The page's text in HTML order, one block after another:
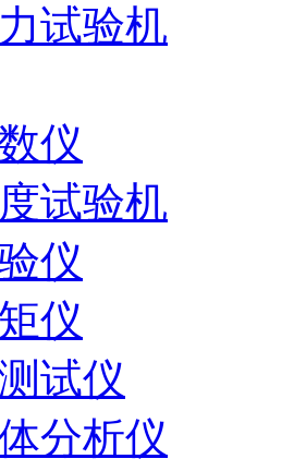
试验机
仪
试验机
仪
仪
试仪
分析仪